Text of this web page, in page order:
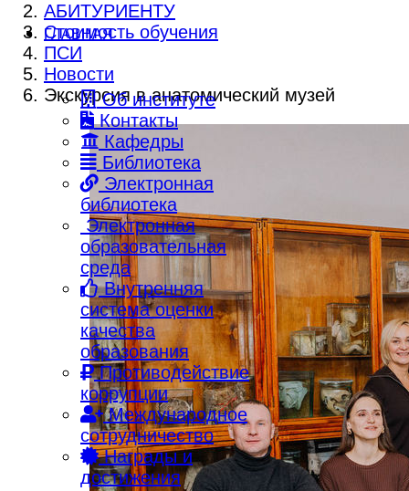
ГЛАВНАЯ
Об институте
Контакты
Кафедры
Библиотека
Электронная
библиотека
Электронная
образовательная
среда
Внутренняя
система оценки
качества
образования
Противодействие
коррупции
Международное
сотрудничество
Награды и
достижения
АБИТУРИЕНТУ
Стоимость обучения
ПСИ
Новости
Экскурсия в анатомический музей